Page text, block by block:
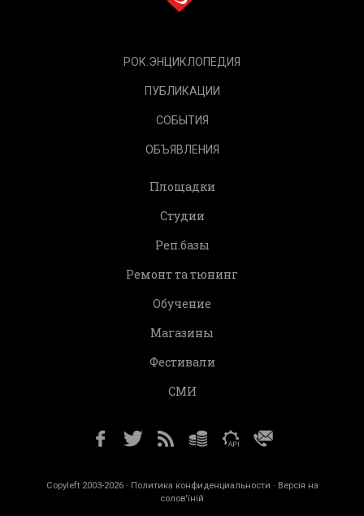
РОК.ЭНЦИКЛОПЕДИЯ
ПУБЛИКАЦИИ
СОБЫТИЯ
ОБЪЯВЛЕНИЯ
Площадки
Студии
Реп.базы
Ремонт та тюнинг
Обучение
Магазины
Фестивали
СМИ
Copyleft 2003-2026 · Политика конфиденциальности · Версія на
солов'їній